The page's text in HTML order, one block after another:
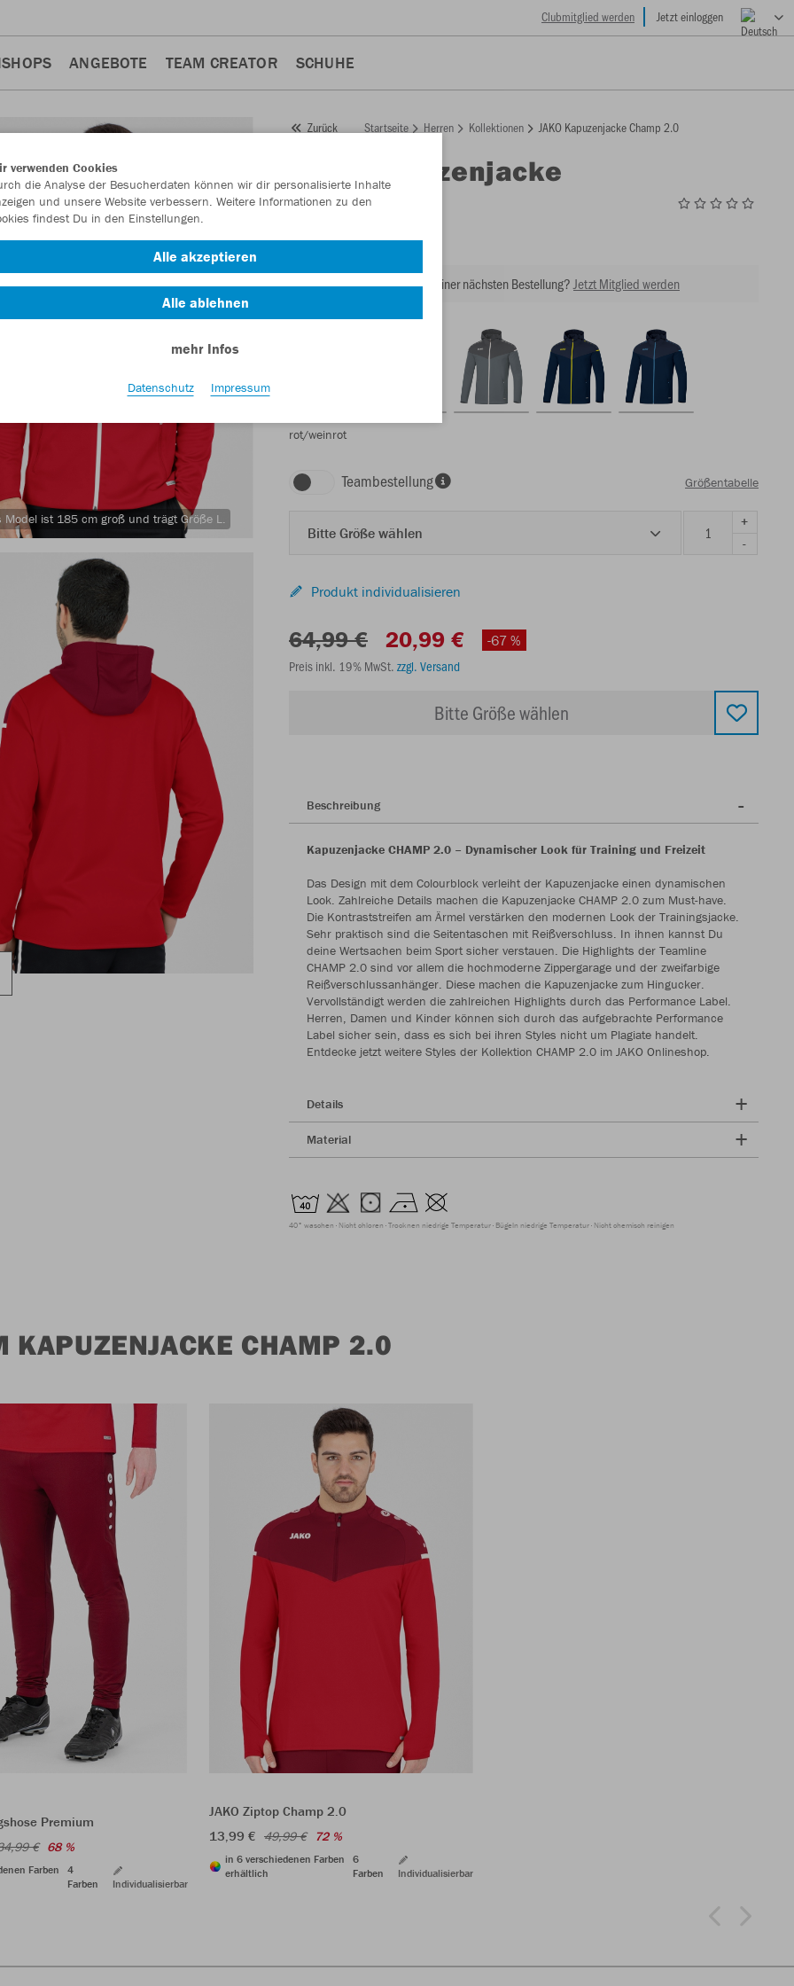
Clubmitglied werden Jetzt einloggen
ANGEBOTE TEAM CREATOR SCHUHE
Model ist 185 cm groß und trägt Größe L.
Zurück Startseite Herren Kollektionen JAKO Kapuzenjacke Champ 2.0
Kapuzenjacke
Champ 2.0
Lust auf 30% Rabatt bei Deiner nächsten Bestellung? Jetzt Mitglied werden
rot/weinrot
Teambestellung Größentabelle
Bitte Größe wählen
+
-
Produkt individualisieren
64,99 € 20,99 €
-67 %
Preis inkl. 19% MwSt. zzgl. Versand
Bitte Größe wählen
Beschreibung
Kapuzenjacke CHAMP 2.0 – Dynamischer Look für Training und Freizeit
Das Design mit dem Colourblock verleiht der Kapuzenjacke einen dynamischen
Look. Zahlreiche Details machen die Kapuzenjacke CHAMP 2.0 zum Must-have.
Die Kontraststreifen am Ärmel verstärken den modernen Look der Trainingsjacke.
Sehr praktisch sind die Seitentaschen mit Reißverschluss. In ihnen kannst Du
deine Wertsachen beim Sport sicher verstauen. Die Highlights der Teamline
CHAMP 2.0 sind vor allem die hochmoderne Zippergarage und der zweifarbige
Reißverschlussanhänger. Diese machen die Kapuzenjacke zum Hingucker.
Vervollständigt werden die zahlreichen Highlights durch das Performance Label.
Herren, Damen und Kinder können sich durch das aufgebrachte Performance
Label sicher sein, dass es sich bei ihren Styles nicht um Plagiate handelt.
Entdecke jetzt weitere Styles der Kollektion CHAMP 2.0 im JAKO Onlineshop.
Details
Material
40° waschen Nicht chloren Trocknen niedrige Temperatur Bügeln niedrige Temperatur Nicht chemisch reinigen
KAPUZENJACKE CHAMP 2.0
Premium
€ 68 %
Farben
4
Farben
Individualisierbar
JAKO Ziptop Champ 2.0
13,99 € 49,99 € 72 %
in 6 verschiedenen Farben
erhältlich
6
Farben
Individualisierbar
verwenden Cookies
die Analyse der Besucherdaten können wir dir personalisierte Inhalte
und unsere Website verbessern. Weitere Informationen zu den
findest Du in den Einstellungen.
Alle akzeptieren
Alle ablehnen
mehr Infos
Datenschutz Impressum